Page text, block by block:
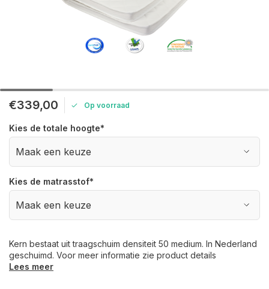
€339,00 Op voorraad
Kies de totale hoogte*
Kies de matrasstof*
Kern bestaat uit traagschuim densiteit 50 medium. In Nederland
geschuimd. Voor meer informatie zie product details
Lees meer